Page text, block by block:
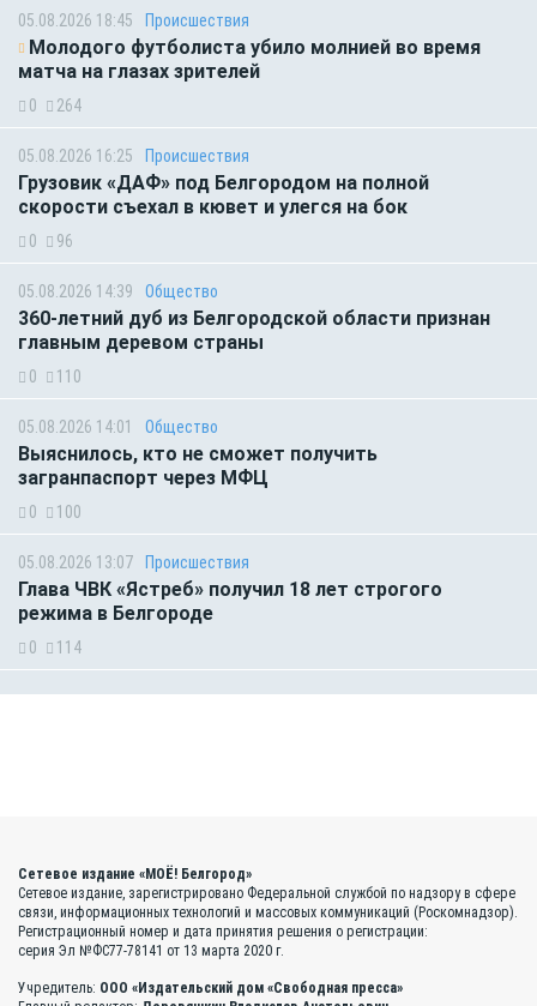
05.08.2026 18:45 Происшествия
Молодого футболиста убило молнией во время
матча на глазах зрителей
0 264
05.08.2026 16:25 Происшествия
Грузовик «ДАФ» под Белгородом на полной
скорости съехал в кювет и улегся на бок
0 96
05.08.2026 14:39 Общество
360-летний дуб из Белгородской области признан
главным деревом страны
0 110
05.08.2026 14:01 Общество
Выяснилось, кто не сможет получить
загранпаспорт через МФЦ
0 100
05.08.2026 13:07 Происшествия
Глава ЧВК «Ястреб» получил 18 лет строгого
режима в Белгороде
0 114
Сетевое издание «МОЁ! Белгород»
Сетевое издание, зарегистрировано Федеральной службой по надзору в сфере
связи, информационных технологий и массовых коммуникаций (Роскомнадзор).
Регистрационный номер и дата принятия решения о регистрации:
серия Эл №ФС77-78141 от 13 марта 2020 г.
Учредитель: ООО «Издательский дом «Свободная пресса»